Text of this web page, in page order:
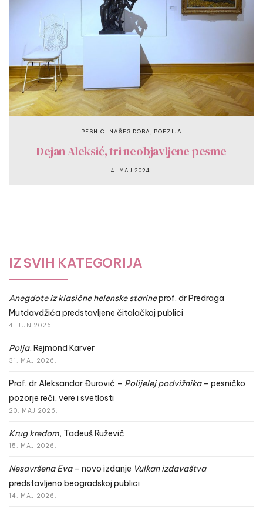
PESNICI NAŠEG DOBA POEZIJA
Dejan Aleksić, tri neobjavljene pesme
4. MAJ 2024.
IZ SVIH KATEGORIJA
Anegdote iz klasične helenske starineprof. dr Predraga
Mutdavdžića predstavljene čitalačkoj publici
4. JUN 2026.
Polja, Rejmond Karver
31. MAJ 2026.
Prof. dr Aleksandar Đurović – Polijelej podvižnika– pesničko
pozorje reči, vere i svetlosti
20. MAJ 2026.
Krug kredom, Tadeuš Ruževič
15. MAJ 2026.
Nesavršena Eva– novo izdanje Vulkan izdavaštva
predstavljeno beogradskoj publici
14. MAJ 2026.